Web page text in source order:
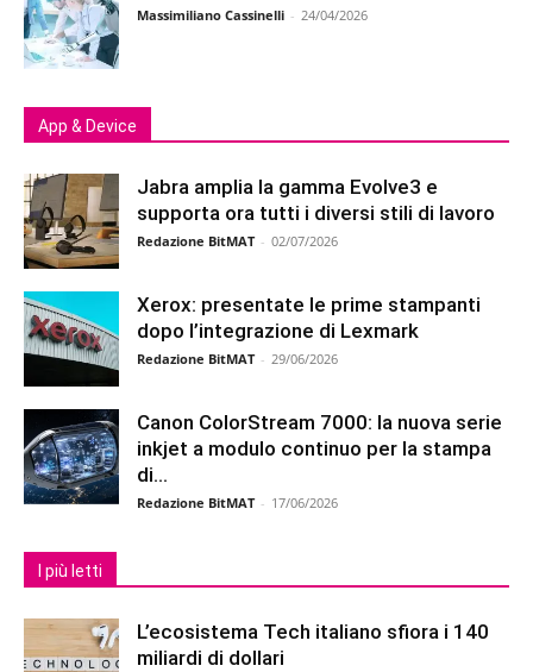
Massimiliano Cassinelli - 24/04/2026
App & Device
Jabra amplia la gamma Evolve3 e
supporta ora tutti i diversi stili di lavoro
Redazione BitMAT - 02/07/2026
Xerox: presentate le prime stampanti
dopo l’integrazione di Lexmark
Redazione BitMAT - 29/06/2026
Canon ColorStream 7000: la nuova serie
inkjet a modulo continuo per la stampa
di...
Redazione BitMAT - 17/06/2026
I più letti
L’ecosistema Tech italiano sfiora i 140
miliardi di dollari